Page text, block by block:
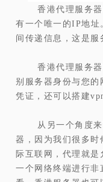
香港代理服务
有一个唯一的IP地址
间传递信息，这是服
香港代理服务
别服务器身份与您的
凭证，还可以搭建
从另一个角度
器，因为我们很多时
际互联网，代理就
一个网络终端进行非